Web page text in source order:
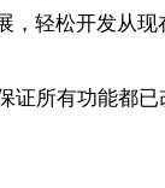
，轻松开发从现
证所有功能都已